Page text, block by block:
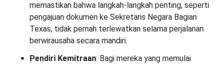
memastikan bahwa langkah-langkah penting, seperti
pengajuan dokumen ke Sekretaris Negara Bagian
Texas, tidak pernah terlewatkan selama perjalanan
berwirausaha secara mandiri.
Pendiri Kemitraan: Bagi mereka yang memulai